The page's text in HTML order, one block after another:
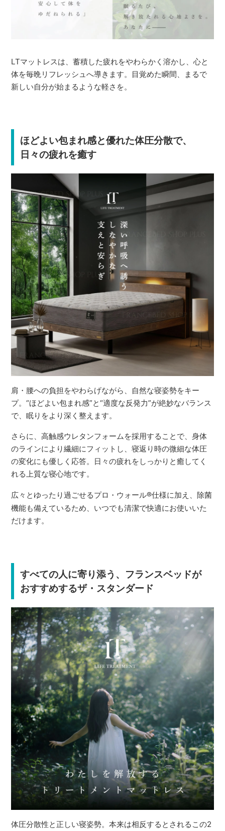
LTマットレスは、蓄積した疲れをやわらかく溶かし、心と
体を毎晩リフレッシュへ導きます。目覚めた瞬間、まるで
新しい自分が始まるような軽さを。
ほどよい包まれ感と優れた体圧分散で、
日々の疲れを癒す
肩・腰への負担をやわらげながら、自然な寝姿勢をキー
プ。“ほどよい包まれ感”と“適度な反発力”が絶妙なバランス
で、眠りをより深く整えます。
さらに、高触感ウレタンフォームを採用することで、身体
のラインにより繊細にフィットし、寝返り時の微細な体圧
の変化にも優しく応答。日々の疲れをしっかりと癒してく
れる上質な寝心地です。
広々とゆったり過ごせるプロ・ウォール®仕様に加え、除菌
機能も備えているため、いつでも清潔で快適にお使いいた
だけます。
すべての人に寄り添う、フランスベッドが
おすすめするザ・スタンダード
体圧分散性と正しい寝姿勢。本来は相反するとされるこの2